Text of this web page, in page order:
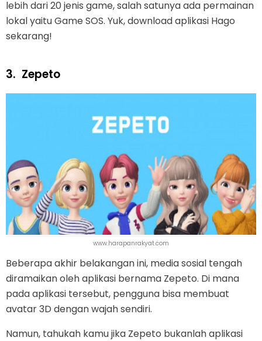
lebih dari 20 jenis game, salah satunya ada permainan
lokal yaitu Game SOS. Yuk, download aplikasi Hago
sekarang!
3. Zepeto
www.harapanrakyat.com
Beberapa akhir belakangan ini, media sosial tengah
diramaikan oleh aplikasi bernama Zepeto. Di mana
pada aplikasi tersebut, pengguna bisa membuat
avatar 3D dengan wajah sendiri.
Namun, tahukah kamu jika Zepeto bukanlah aplikasi